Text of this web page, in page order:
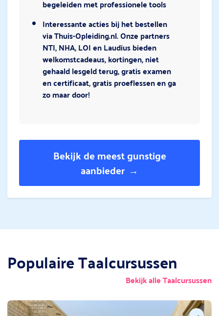
begeleiden met professionele tools
Interessante acties bij het bestellen
via Thuis-Opleiding.nl. Onze partners
NTI, NHA, LOI en Laudius bieden
welkomstcadeaus, kortingen, niet
gehaald lesgeld terug, gratis examen
en certificaat, gratis proeflessen en ga
zo maar door!
Bekijk de meest gunstige
aanbieder
Populaire Taalcursussen
Bekijk alle Taalcursussen